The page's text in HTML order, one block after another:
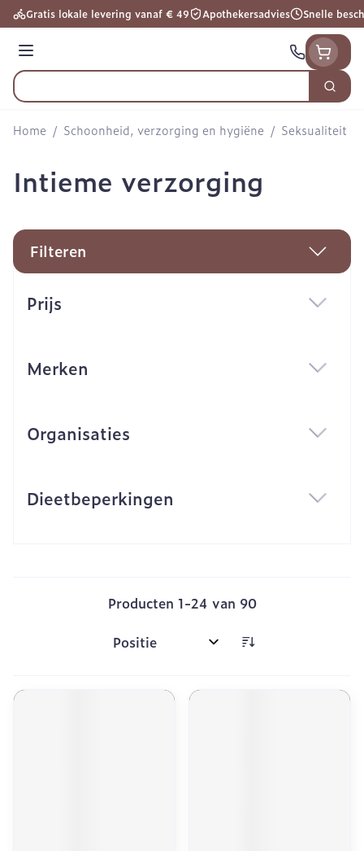
Ga naar de inhoud
Gratis lokale levering vanaf € 49 Apothekersadvies Snelle
Menu
Product, merk, categorie...
Zoek
Home / Schoonheid, verzorging en hygiëne / Seksualiteit
Intieme verzorging
Filteren
Prijs
Merken
Organisaties
Dieetbeperkingen
Producten 1-24 van 90
Sorteer op: